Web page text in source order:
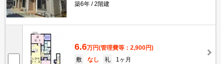
築6年
2階建
6.6万円(管理費等：2,900円)
敷
なし 礼
1ヶ月